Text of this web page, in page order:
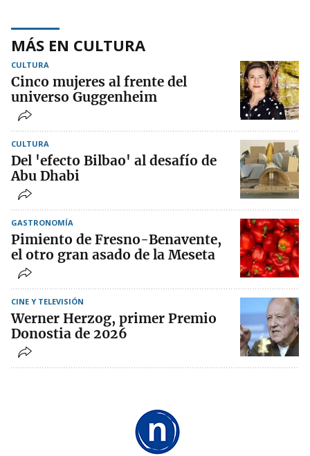
MÁS EN CULTURA
CULTURA
Cinco mujeres al frente del
universo Guggenheim
CULTURA
Del 'efecto Bilbao' al desafío de
Abu Dhabi
GASTRONOMÍA
Pimiento de Fresno-Benavente,
el otro gran asado de la Meseta
CINE Y TELEVISIÓN
Werner Herzog, primer Premio
Donostia de 2026